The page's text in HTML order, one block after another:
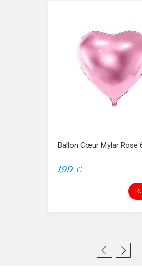
Ballon Cœur Mylar Rose
1,99 €